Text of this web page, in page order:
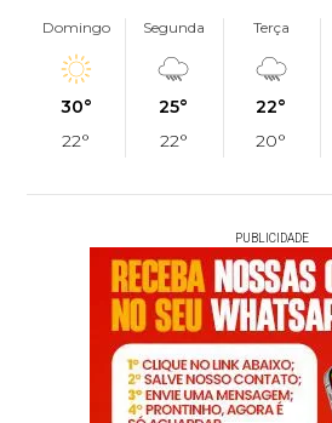
Domingo
30°
22°
Segunda
25°
22°
Terça
22°
20°
PUBLICIDADE